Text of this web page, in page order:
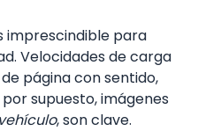
imprescindible para
Velocidades de carga
página con sentido,
supuesto, imágenes
, son clave.